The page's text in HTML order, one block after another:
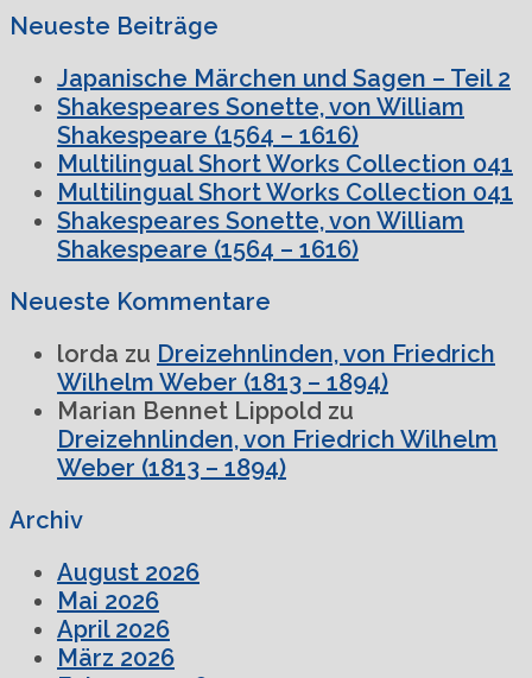
Neueste Beiträge
Japanische Märchen und Sagen – Teil 2
Shakespeares Sonette, von William
Shakespeare (1564 – 1616)
Multilingual Short Works Collection 041
Multilingual Short Works Collection 041
Shakespeares Sonette, von William
Shakespeare (1564 – 1616)
Neueste Kommentare
lorda zu Dreizehnlinden, von Friedrich
Wilhelm Weber (1813 – 1894)
Marian Bennet Lippold zu
Dreizehnlinden, von Friedrich Wilhelm
Weber (1813 – 1894)
Archiv
August 2026
Mai 2026
April 2026
März 2026